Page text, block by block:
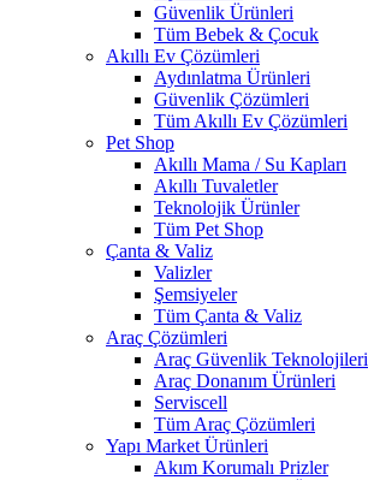
Güvenlik Ürünleri
Tüm Bebek & Çocuk
Akıllı Ev Çözümleri
Aydınlatma Ürünleri
Güvenlik Çözümleri
Tüm Akıllı Ev Çözümleri
Pet Shop
Akıllı Mama / Su Kapları
Akıllı Tuvaletler
Teknolojik Ürünler
Tüm Pet Shop
Çanta & Valiz
Valizler
Şemsiyeler
Tüm Çanta & Valiz
Araç Çözümleri
Araç Güvenlik Teknolojileri
Araç Donanım Ürünleri
Serviscell
Tüm Araç Çözümleri
Yapı Market Ürünleri
Akım Korumalı Prizler